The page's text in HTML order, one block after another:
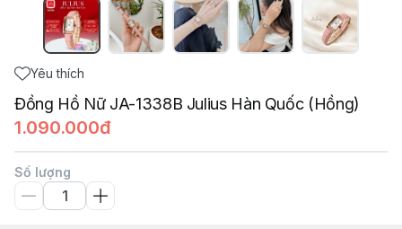
Yêu thích
Đồng Hồ Nữ JA-1338B Julius Hàn Quốc (Hồng)
1.090.000đ
Số lượng